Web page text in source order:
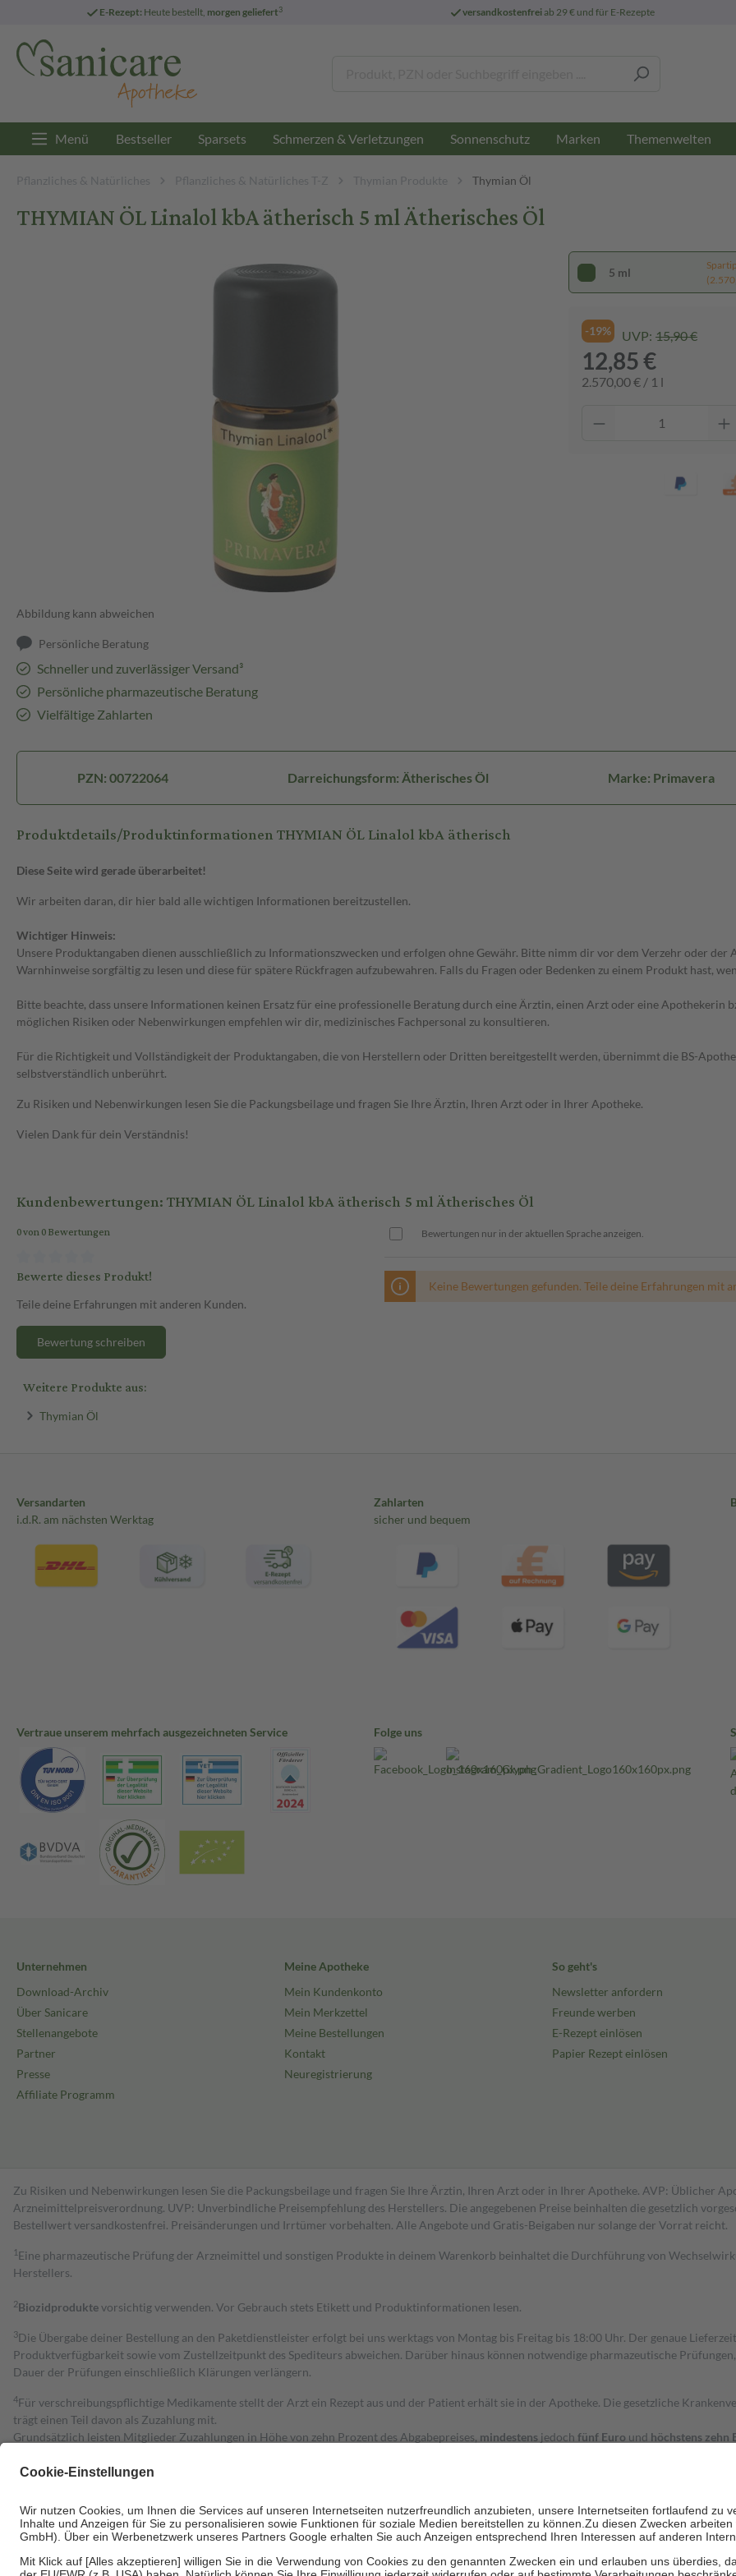
E-Rezept: Heute bestellt, morgen geliefert3 versandkostenfreiab 29 € und für E-Rezepte
Menü Bestseller Sparsets Schmerzen & Verletzungen Sonnenschutz Marken Themenwelten
Pflanzliches & Natürliches Pflanzliches & Natürliches T-Z Thymian Produkte Thymian Öl
THYMIAN ÖL Linalol kbA ätherisch 5 ml Ätherisches Öl
Abbildung kann abweichen
Persönliche Beratung
Schneller und zuverlässiger Versand³
Persönliche pharmazeutische Beratung
Vielfältige Zahlarten
5 ml
-19% UVP: 15,90 €
12,85 €
2.570,00 € / 1 l
PZN: 00722064 Darreichungsform: Ätherisches Öl Marke: Primavera
Produktdetails/Produktinformationen THYMIAN ÖL Linalol kbA ätherisch
Diese Seite wird gerade überarbeitet!
Wir arbeiten daran, dir hier bald alle wichtigen Informationen bereitzustellen.
Wichtiger Hinweis:
Unsere Produktangaben dienen ausschließlich zu Informationszwecken und erfolgen ohne Gewähr. Bitte nimm dir vor dem Verzehr oder
Warnhinweise sorgfältig zu lesen und diese für spätere Rückfragen aufzubewahren. Falls du Fragen oder Bedenken zu einem Produkt hast,
Bitte beachte, dass unsere Informationen keinen Ersatz für eine professionelle Beratung durch eine Ärztin, einen Arzt oder eine Apothekerin
möglichen Risiken oder Nebenwirkungen empfehlen wir dir, medizinisches Fachpersonal zu konsultieren.
Für die Richtigkeit und Vollständigkeit der Produktangaben, die von Herstellern oder Dritten bereitgestellt werden, übernimmt die BS-
selbstverständlich unberührt.
Zu Risiken und Nebenwirkungen lesen Sie die Packungsbeilage und fragen Sie Ihre Ärztin, Ihren Arzt oder in Ihrer Apotheke.
Vielen Dank für dein Verständnis!
Kundenbewertungen: THYMIAN ÖL Linalol kbA ätherisch 5 ml Ätherisches Öl
0 von 0 Bewertungen
Bewerte dieses Produkt!
Teile deine Erfahrungen mit anderen Kunden.
Bewertung schreiben
Bewertungen nur in der aktuellen Sprache anzeigen.
Keine Bewertungen gefunden. Teile deine Erfahrungen mit
Weitere Produkte aus:
Thymian Öl
Versandarten
i.d.R. am nächsten Werktag
Zahlarten
sicher und bequem
Vertraue unserem mehrfach ausgezeichneten Service Folge uns
Unternehmen
Download-Archiv
Über Sanicare
Stellenangebote
Partner
Presse
Affiliate Programm
Meine Apotheke
Mein Kundenkonto
Mein Merkzettel
Meine Bestellungen
Kontakt
Neuregistrierung
So geht's
Newsletter anfordern
Freunde werben
E-Rezept einlösen
Papier Rezept einlösen
Zu Risiken und Nebenwirkungen lesen Sie die Packungsbeilage und fragen Sie Ihre Ärztin, Ihren Arzt oder in Ihrer Apotheke. AVP: Üblicher
Arzneimittelpreisverordnung. UVP: Unverbindliche Preisempfehlung des Herstellers. Die angegebenen Preise beinhalten die gesetzlich
Bestell­wert versand­kosten­frei. Preisänderungen und Irrtümer vorbehalten. Alle Angebote und Gratis-Beigaben nur solange der Vorrat reicht.
1 Eine pharmazeutische Prüfung der Arzneimittel und sonstigen Produkte in deinem Warenkorb beinhaltet die Durchführung von
Herstellers.
2Biozidproduktevorsichtig verwenden. Vor Gebrauch stets Etikett und Produktinformationen lesen.
3Die Übergabe deiner Bestellung an den Paketdienstleister erfolgt bei uns werktags von Montag bis Freitag bis 18:00 Uhr. Der genaue
Produktverfügbarkeit sowie vom Zustellzeitpunkt des Spediteurs abweichen. Darüber hinaus können notwendige pharmazeutische
Dauer der Prüfungen einschließlich Klärungen verlängern.
4Für verschreibungspflichtige Medikamente stellt der Arzt ein Rezept aus und der Patient erhält sie in der Apotheke. Die gesetzliche
trägt einen Teil davon als Zuzahlung mit.
Grundsätzlich leisten Mitglieder Zuzahlungen in Höhe von zehn Prozent des Abgabepreises, mindestens jedoch fünf Euro und höchstens zehn
Diese Regeln gelten grundsätzlich auch für Online-Apotheken.
Um das Engagement der Versicherten für ihre eigene Gesundheit zu stärken und die besondere Stellung der Familie zu unterstützen, fallen
• Kindern und Jugendlichen bis zum vollendeten 18. Lebensjahr mit Ausnahme der Fahrkosten
• Untersuchungen zur Vorsorge und Früherkennung, die von der GKV getragen werden
• empfohlenen Schutzimpfungen